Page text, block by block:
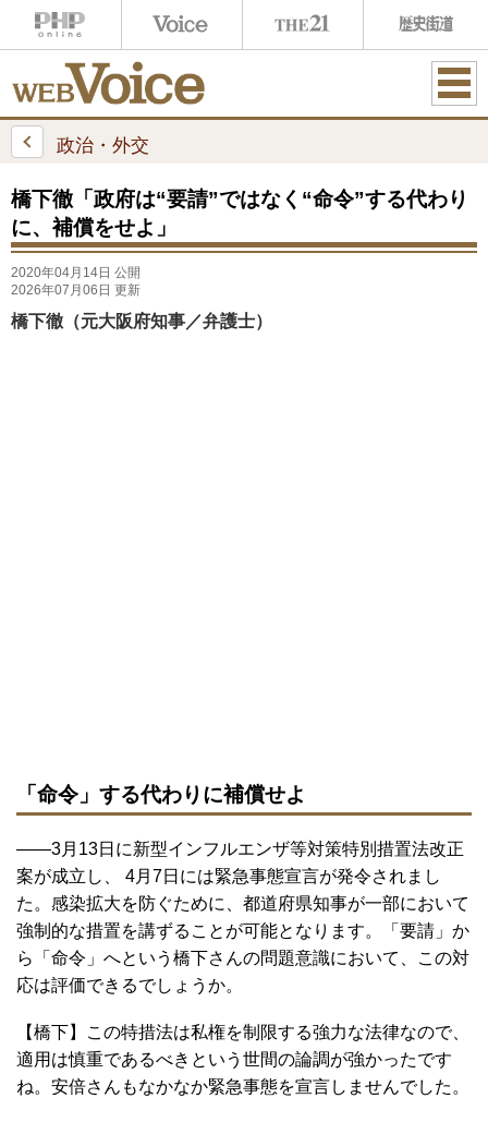
ME
政治・外交
橋下徹「政府は“要請”ではなく“命令”する代わり
に、補償をせよ」
2020年04月14日 公開
2026年07月06日 更新
橋下徹（元大阪府知事／弁護士）
「命令」する代わりに補償せよ
――3月13日に新型インフルエンザ等対策特別措置法改正
案が成立し、 4月7日には緊急事態宣言が発令されまし
た。感染拡大を防ぐために、都道府県知事が一部において
強制的な措置を講ずることが可能となります。「要請」か
ら「命令」へという橋下さんの問題意識において、この対
応は評価できるでしょうか。
【橋下】この特措法は私権を制限する強力な法律なので、
適用は慎重であるべきという世間の論調が強かったです
ね。安倍さんもなかなか緊急事態を宣言しませんでした。